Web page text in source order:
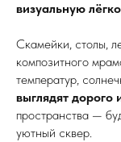
визуальную
Скамейки, столы,
композитного
температур,
выглядят дорого
пространства —
уютный сквер.